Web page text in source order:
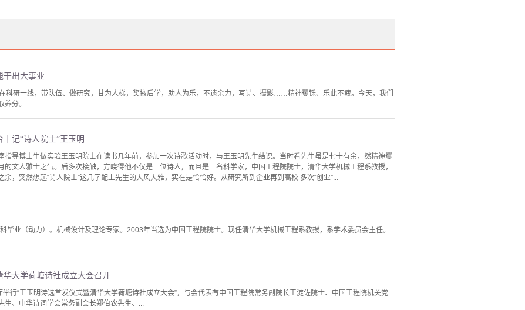
干出大事业
科研一线，带队伍、做研究，甘为人梯，奖掖后学，助人为乐，不遗余力，写诗、摄影……精神矍铄、乐此不疲。今天，我们
分。
记“诗人院士”王玉明
指导博士生做实验王玉明院士在读书几年前，参加一次诗歌活动时，与王玉明先生结识。当时看先生虽是七十有余，然精神矍
的文人雅士之气。后多次接触，方晓得他不仅是一位诗人，而且是一名科学家，中国工程院院士，清华大学机械工程系教授，
，突然想起“诗人院士”这几字配上先生的大风大雅，实在是恰恰好。从研究所到企业再到高校 多次“创业”...
毕业（动力）。机械设计及理论专家。2003年当选为中国工程院院士。现任清华大学机械工程系教授，系学术委员会主任。
华大学荷塘诗社成立大会召开
行“王玉明诗选首发仪式暨清华大学荷塘诗社成立大会”，与会代表有中国工程院常务副院长王淀佐院士、中国工程院机关党
生、中华诗词学会常务副会长郑伯农先生、...